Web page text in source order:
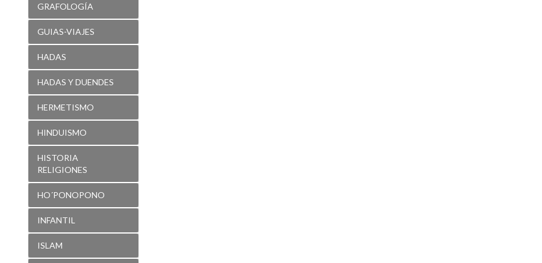
GRAFOLOGÍA
GUIAS-VIAJES
HADAS
HADAS Y DUENDES
HERMETISMO
HINDUISMO
HISTORIA
RELIGIONES
HO´PONOPONO
INFANTIL
ISLAM